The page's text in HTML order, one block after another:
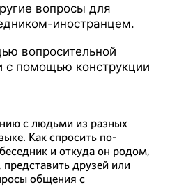
вопросы для
иностранцем.
вопросительной
с помощью конструкции
с людьми из разных
Как спросить по-
и откуда он родом,
представить друзей или
общения с